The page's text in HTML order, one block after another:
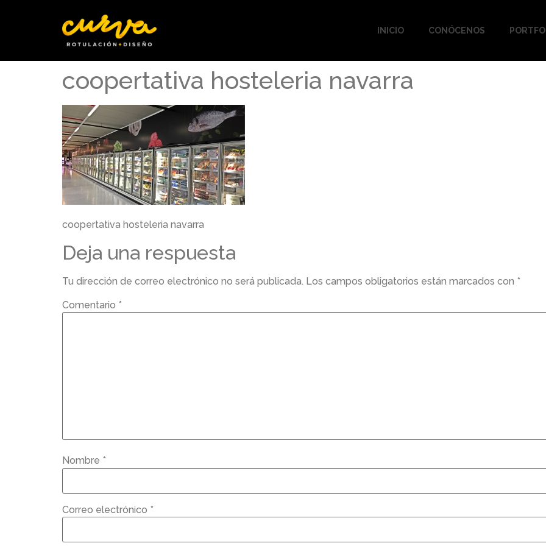
INICIO CONÓCENOS
coopertativa hosteleria navarra
coopertativa hosteleria navarra
Deja una respuesta
Tu dirección de correo electrónico no será publicada. Los campos obligatorios están marcados con *
Comentario *
Nombre *
Correo electrónico *